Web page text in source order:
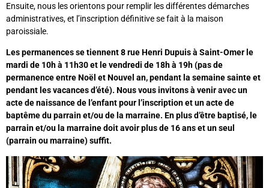
Ensuite, nous les orientons pour remplir les différentes démarches
administratives, et l’inscription définitive se fait à la maison
paroissiale.
Les permanences se tiennent 8 rue Henri Dupuis à Saint-Omer le
mardi de 10h à 11h30 et le vendredi de 18h à 19h (pas de
permanence entre Noël et Nouvel an, pendant la semaine sainte et
pendant les vacances d’été). Nous vous invitons à veniravecun
acte de naissance de l’enfant pour l’inscription et un acte de
baptême du parrain et/ou de la marraine. En plus d’être baptisé, le
parrain et/ou la marraine doit avoir plus de 16 ans et un seul
(parrain ou marraine) suffit.